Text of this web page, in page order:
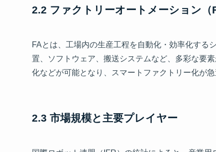
2.2 ファクトリーオートメーション（
FAとは、工場内の生産工程を自動化・効率化する
置、ソフトウェア、搬送システムなど、多彩な要
化などが可能となり、スマートファクトリー化が急
2.3 市場規模と主要プレイヤー